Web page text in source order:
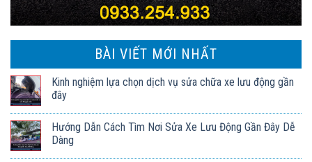
BÀI VIẾT MỚI NHẤT
Kinh nghiệm lựa chọn dịch vụ sửa chữa xe lưu động gần
đây
Hướng Dẫn Cách Tìm Nơi Sửa Xe Lưu Động Gần Đây Dễ
Dàng